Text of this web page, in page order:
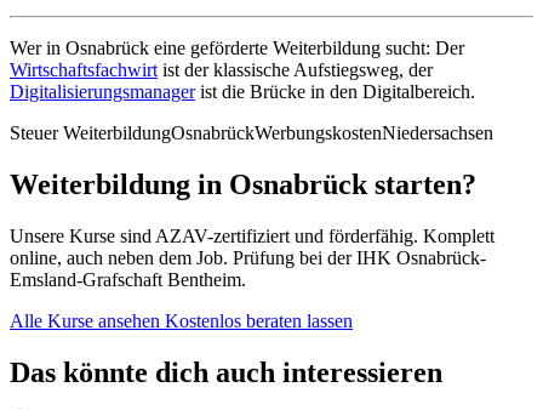
Wer in Osnabrück eine geförderte Weiterbildung sucht: Der
Wirtschaftsfachwirt ist der klassische Aufstiegsweg, der
Digitalisierungsmanagerist die Brücke in den Digitalbereich.
Steuer WeiterbildungOsnabrückWerbungskostenNiedersachsen
Weiterbildung in Osnabrück starten?
Unsere Kurse sind AZAV-zertifiziert und förderfähig. Komplett
online, auch neben dem Job. Prüfung bei der IHK Osnabrück-
Emsland-Grafschaft Bentheim.
Alle Kurse ansehen Kostenlos beraten lassen
Das könnte dich auch interessieren